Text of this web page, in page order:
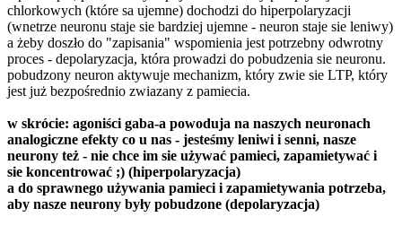
chlorkowych (które sa ujemne) dochodzi do hiperpolaryzacji
(wnetrze neuronu staje sie bardziej ujemne - neuron staje sie leniwy)
a żeby doszło do "zapisania" wspomienia jest potrzebny odwrotny
proces - depolaryzacja, która prowadzi do pobudzenia sie neuronu.
pobudzony neuron aktywuje mechanizm, który zwie sie LTP, który
jest już bezpośrednio zwiazany z pamiecia.
w skrócie: agoniści gaba-a powoduja na naszych neuronach
analogiczne efekty co u nas - jesteśmy leniwi i senni, nasze
neurony też - nie chce im sie używać pamieci, zapamietywać i
sie koncentrować ;) (hiperpolaryzacja)
a do sprawnego używania pamieci i zapamietywania potrzeba,
aby nasze neurony były pobudzone (depolaryzacja)